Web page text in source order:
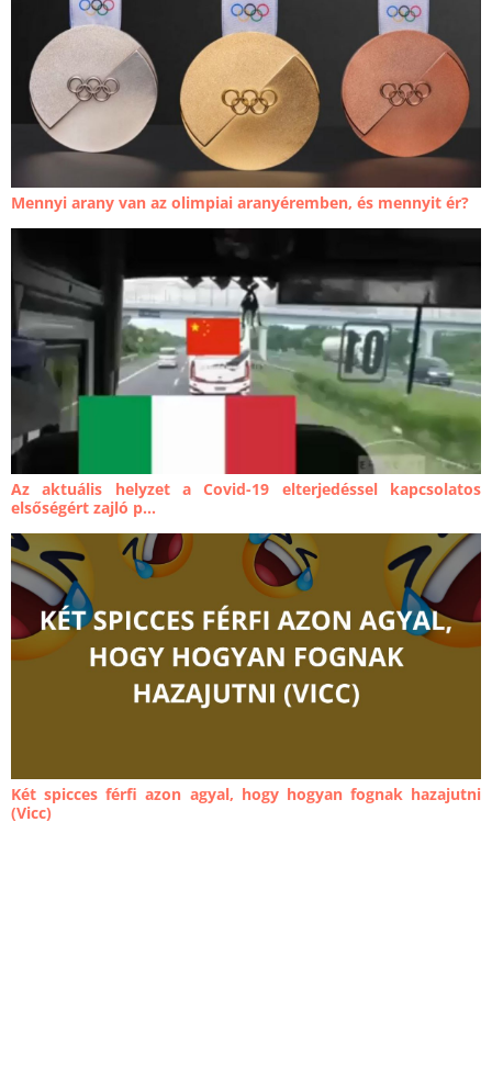
Mennyi arany van az olimpiai aranyéremben, és mennyit ér?
Az aktuális helyzet a Covid-19 elterjedéssel kapcsolatos
elsőségért zajló p...
Két spicces férfi azon agyal, hogy hogyan fognak hazajutni
(Vicc)